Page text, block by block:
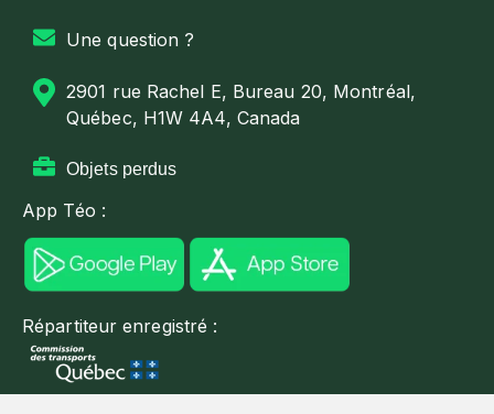
Une question ?
2901 rue Rachel E, Bureau 20, Montréal,
Québec, H1W 4A4, Canada
Objets perdus
App Téo :
Répartiteur enregistré :